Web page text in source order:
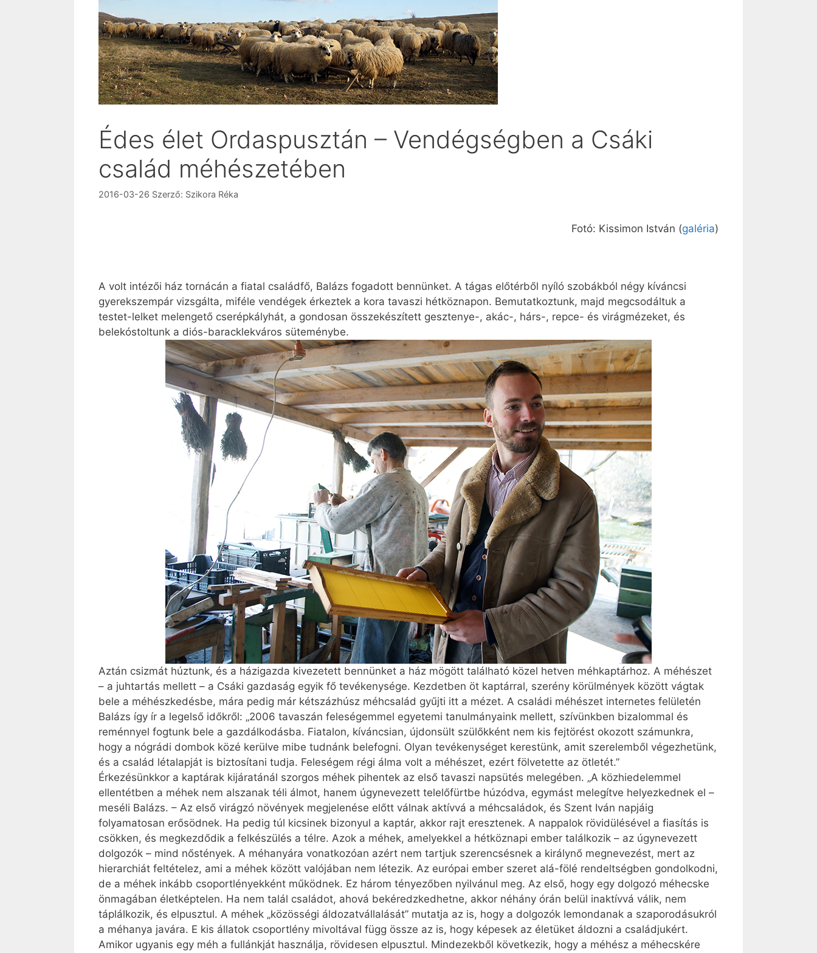
Édes élet Ordaspusztán – Vendégségben a Csáki
család méhészetében
2016-03-26 Szerző: Szikora Réka
Fotó: Kissimon István (galéria)
A volt intézői ház tornácán a fiatal családfő, Balázs fogadott bennünket. A tágas előtérből nyíló szobákból négy kíváncsi
gyerekszempár vizsgálta, miféle vendégek érkeztek a kora tavaszi hétköznapon. Bemutatkoztunk, majd megcsodáltuk a
testet-lelket melengető cserépkályhát, a gondosan összekészített gesztenye-, akác-, hárs-, repce- és virágmézeket, és
belekóstoltunk a diós-baracklekváros süteménybe.
Aztán csizmát húztunk, és a házigazda kivezetett bennünket a ház mögött található közel hetven méhkaptárhoz. A méhészet
– a juhtartás mellett – a Csáki gazdaság egyik fő tevékenysége. Kezdetben öt kaptárral, szerény körülmények között vágtak
bele a méhészkedésbe, mára pedig már kétszázhúsz méhcsalád gyűjti itt a mézet. A családi méhészet internetes felületén
Balázs így ír a legelső időkről: „2006 tavaszán feleségemmel egyetemi tanulmányaink mellett, szívünkben bizalommal és
reménnyel fogtunk bele a gazdálkodásba. Fiatalon, kíváncsian, újdonsült szülőkként nem kis fejtörést okozott számunkra,
hogy a nógrádi dombok közé kerülve mibe tudnánk belefogni. Olyan tevékenységet kerestünk, amit szerelemből végezhetünk,
és a család létalapját is biztosítani tudja. Feleségem régi álma volt a méhészet, ezért fölvetette az ötletét.”
Érkezésünkkor a kaptárak kijáratánál szorgos méhek pihentek az első tavaszi napsütés melegében. „A közhiedelemmel
ellentétben a méhek nem alszanak téli álmot, hanem úgynevezett telelőfürtbe húzódva, egymást melegítve helyezkednek el –
meséli Balázs. – Az első virágzó növények megjelenése előtt válnak aktívvá a méhcsaládok, és Szent Iván napjáig
folyamatosan erősödnek. Ha pedig túl kicsinek bizonyul a kaptár, akkor rajt eresztenek. A nappalok rövidülésével a fiasítás is
csökken, és megkezdődik a felkészülés a télre. Azok a méhek, amelyekkel a hétköznapi ember találkozik – az úgynevezett
dolgozók – mind nőstények. A méhanyára vonatkozóan azért nem tartjuk szerencsésnek a királynő megnevezést, mert az
hierarchiát feltételez, ami a méhek között valójában nem létezik. Az európai ember szeret alá-fölé rendeltségben gondolkodni,
de a méhek inkább csoportlényekként működnek. Ez három tényezőben nyilvánul meg. Az első, hogy egy dolgozó méhecske
önmagában életképtelen. Ha nem talál családot, ahová bekéredzkedhetne, akkor néhány órán belül inaktívvá válik, nem
táplálkozik, és elpusztul. A méhek „közösségi áldozatvállalását” mutatja az is, hogy a dolgozók lemondanak a szaporodásukról
a méhanya javára. E kis állatok csoportlény mivoltával függ össze az is, hogy képesek az életüket áldozni a családjukért.
Amikor ugyanis egy méh a fullánkját használja, rövidesen elpusztul. Mind­ezekből következik, hogy a méhész a méhecskére